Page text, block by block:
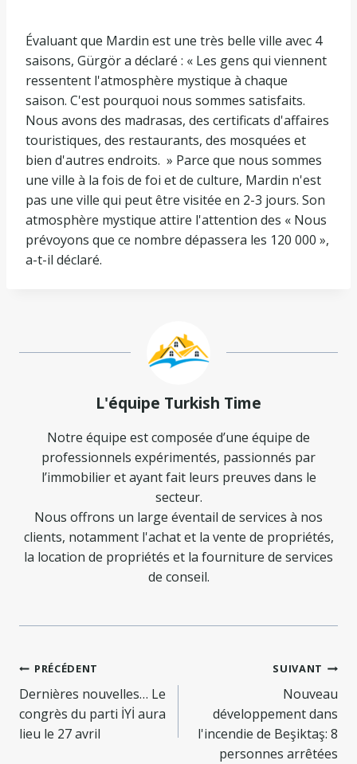
Évaluant que Mardin est une très belle ville avec 4
saisons, Gürgör a déclaré : « Les gens qui viennent
ressentent l'atmosphère mystique à chaque
saison. C'est pourquoi nous sommes satisfaits.
Nous avons des madrasas, des certificats d'affaires
touristiques, des restaurants, des mosquées et
bien d'autres endroits. » Parce que nous sommes
une ville à la fois de foi et de culture, Mardin n'est
pas une ville qui peut être visitée en 2-3 jours. Son
atmosphère mystique attire l'attention des « Nous
prévoyons que ce nombre dépassera les 120 000 »,
a-t-il déclaré.
L'équipe Turkish Time
Notre équipe est composée d’une équipe de
professionnels expérimentés, passionnés par
l’immobilier et ayant fait leurs preuves dans le
secteur.
Nous offrons un large éventail de services à nos
clients, notamment l'achat et la vente de propriétés,
la location de propriétés et la fourniture de services
de conseil.
Navigation
de
l’article
PRÉCÉDENT
Dernières nouvelles… Le
congrès du parti İYİ aura
lieu le 27 avril
SUIVANT
Nouveau
développement dans
l'incendie de Beşiktaş: 8
personnes arrêtées